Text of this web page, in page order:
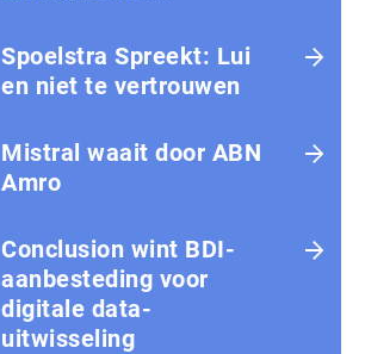
Spoelstra Spreekt: Lui
en niet te vertrouwen
Mistral waait door ABN
Amro
Conclusion wint BDI-
aanbesteding voor
digitale data-
uitwisseling